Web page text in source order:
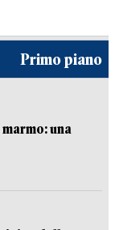
Primo piano
una